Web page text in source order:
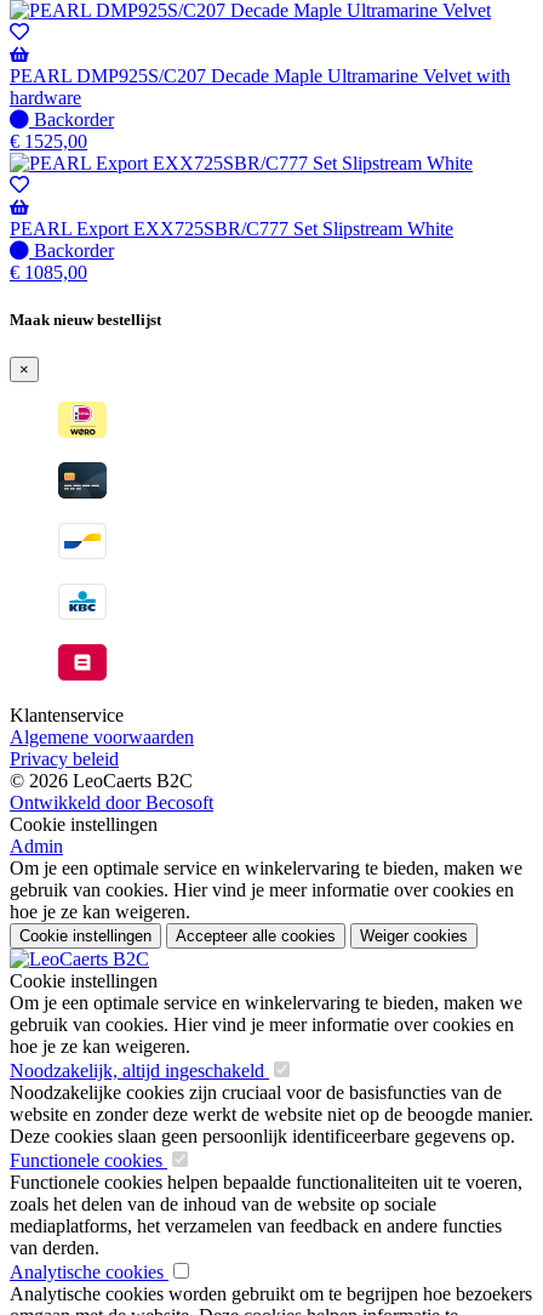
voorraad
-
Wordt
verzonden
wanneer
beschikbaar
PEARL DMP925S/C207 Decade Maple Ultramarine Velvet with
hardware
Niet
op
voorraad
-
Wordt
verzonden
wanneer
beschikbaar
Backorder
€ 1525,00
PEARL Export EXX725SBR/C777 Set Slipstream White
Niet
op
-
verzonden
wanneer
beschikbaar
Backorder
€ 1085,00
Maak nieuw bestellijst
×
Klantenservice
Algemene voorwaarden
Privacy beleid
© 2026 LeoCaerts B2C
Ontwikkeld door Becosoft
Cookie instellingen
Admin
Om je een optimale service en winkelervaring te bieden, maken we
gebruik van cookies. Hier vind je meer informatie over cookies en
hoe je ze kan weigeren.
Cookie instellingen Accepteer alle cookies Weiger cookies
Cookie instellingen
Om je een optimale service en winkelervaring te bieden, maken we
gebruik van cookies. Hier vind je meer informatie over cookies en
hoe je ze kan weigeren.
Noodzakelijk, altijd ingeschakeld
Noodzakelijke cookies zijn cruciaal voor de basisfuncties van de
website en zonder deze werkt de website niet op de beoogde manier.
Deze cookies slaan geen persoonlijk identificeerbare gegevens op.
Functionele cookies
Functionele cookies helpen bepaalde functionaliteiten uit te voeren,
zoals het delen van de inhoud van de website op sociale
mediaplatforms, het verzamelen van feedback en andere functies
van derden.
Analytische cookies
Analytische cookies worden gebruikt om te begrijpen hoe bezoekers